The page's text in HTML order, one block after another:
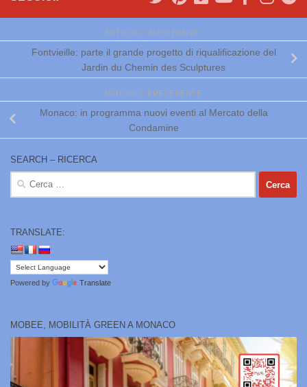
ARTICOLO SUCCESSIVO
Fontvieille: parte il grande progetto di riqualificazione del
Jardin du Chemin des Sculptures
ARTICOLO PRECEDENTE
Monaco: in programma nuovi eventi al Mercato della
Condamine
SEARCH – RICERCA
Ricerca
per:
TRANSLATE:
Powered by Translate
MOBEE, MOBILITÀ GREEN A MONACO